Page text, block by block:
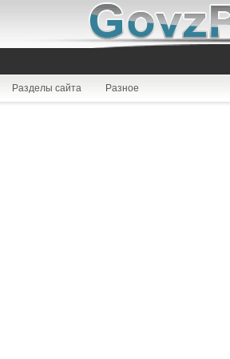
Разделы сайта Разное